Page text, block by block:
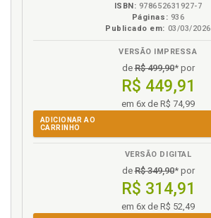
ISBN: 978652631927-7
Páginas: 936
Publicado em: 03/03/2026
VERSÃO IMPRESSA
deR$ 499,90* por
R$ 449,91
em 6x de R$ 74,99
ADICIONAR AO
CARRINHO
VERSÃO DIGITAL
deR$ 349,90* por
R$ 314,91
em 6x de R$ 52,49